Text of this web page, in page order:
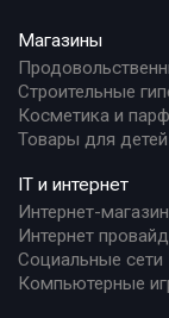
Магазины
Строительные
Косметика и
Товары для детей
IT и интернет
Интернет-
Интернет
Социальные сети
Компьютерные